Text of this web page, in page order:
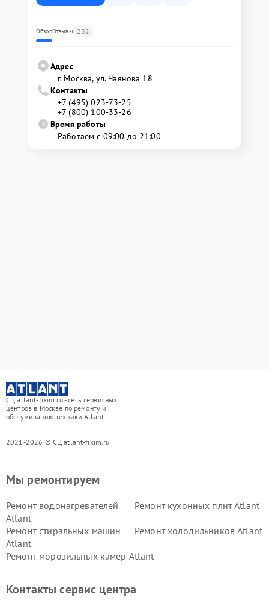
ОбзорОтзывы 232
Адрес
г. Москва, ул. Чаянова 18
Контакты
+7 (495) 023-73-25
+7 (800) 100-33-26
Время работы
Работаем с 09:00 до 21:00
СЦ atlant-fixim.ru - сеть сервисных
центров в Москве по ремонту и
обслуживанию техники Atlant
2021-2026 © СЦ atlant-fixim.ru
Мы ремонтируем
Ремонт водонагревателей
Atlant
Ремонт кухонных плит Atlant
Ремонт стиральных машин
Atlant
Ремонт холодильников Atlant
Ремонт морозильных камер Atlant
Контакты сервис центра